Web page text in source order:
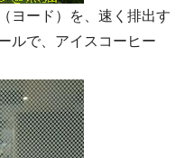
ヨード）を、速く排出す
ルで、アイスコーヒー